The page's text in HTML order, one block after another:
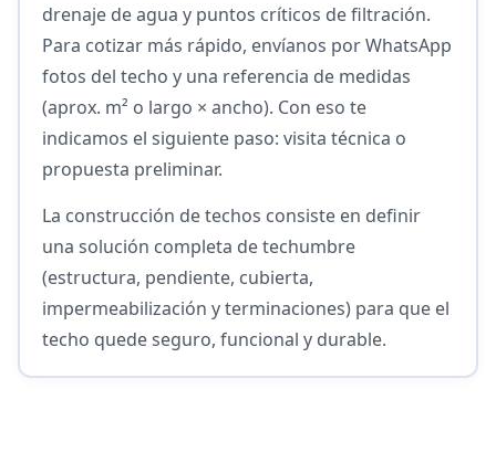
drenaje de agua y puntos críticos de filtración.
Para cotizar más rápido, envíanos por WhatsApp
fotos del techo y una referencia de medidas
(aprox. m² o largo × ancho). Con eso te
indicamos el siguiente paso: visita técnica o
propuesta preliminar.
La construcción de techos consiste en definir
una solución completa de techumbre
(estructura, pendiente, cubierta,
impermeabilización y terminaciones) para que el
techo quede seguro, funcional y durable.